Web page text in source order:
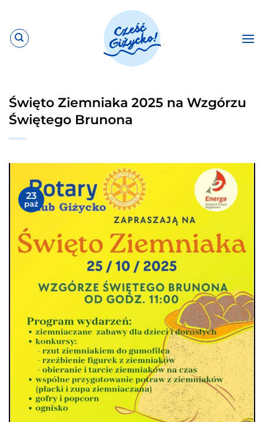
zawartości
Święto Ziemniaka 2025 na Wzgórzu
Świętego Brunona
23
paź